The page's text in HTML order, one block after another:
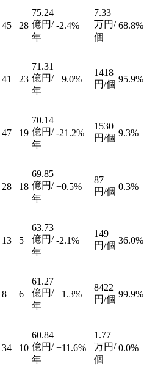
45 28
75.24
億円/
年
-2.4%
7.33
万円/
個
68.8%
41 23
71.31
億円/
年
+9.0%
1418
円/個 95.9%
47 19
70.14
億円/
年
-21.2%
1530
円/個 9.3%
28 18
69.85
億円/
年
+0.5%
87
円/個 0.3%
13 5
63.73
億円/
年
-2.1%
149
円/個 36.0%
8 6
61.27
億円/
年
+1.3%
8422
円/個 99.9%
34 10
60.84
億円/
年
+11.6%
1.77
万円/
個
0.0%